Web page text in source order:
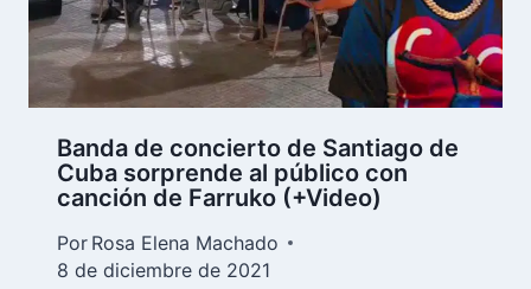
Banda de concierto de Santiago de
Cuba sorprende al público con
canción de Farruko (+Video)
Por Rosa Elena Machado
8 de diciembre de 2021